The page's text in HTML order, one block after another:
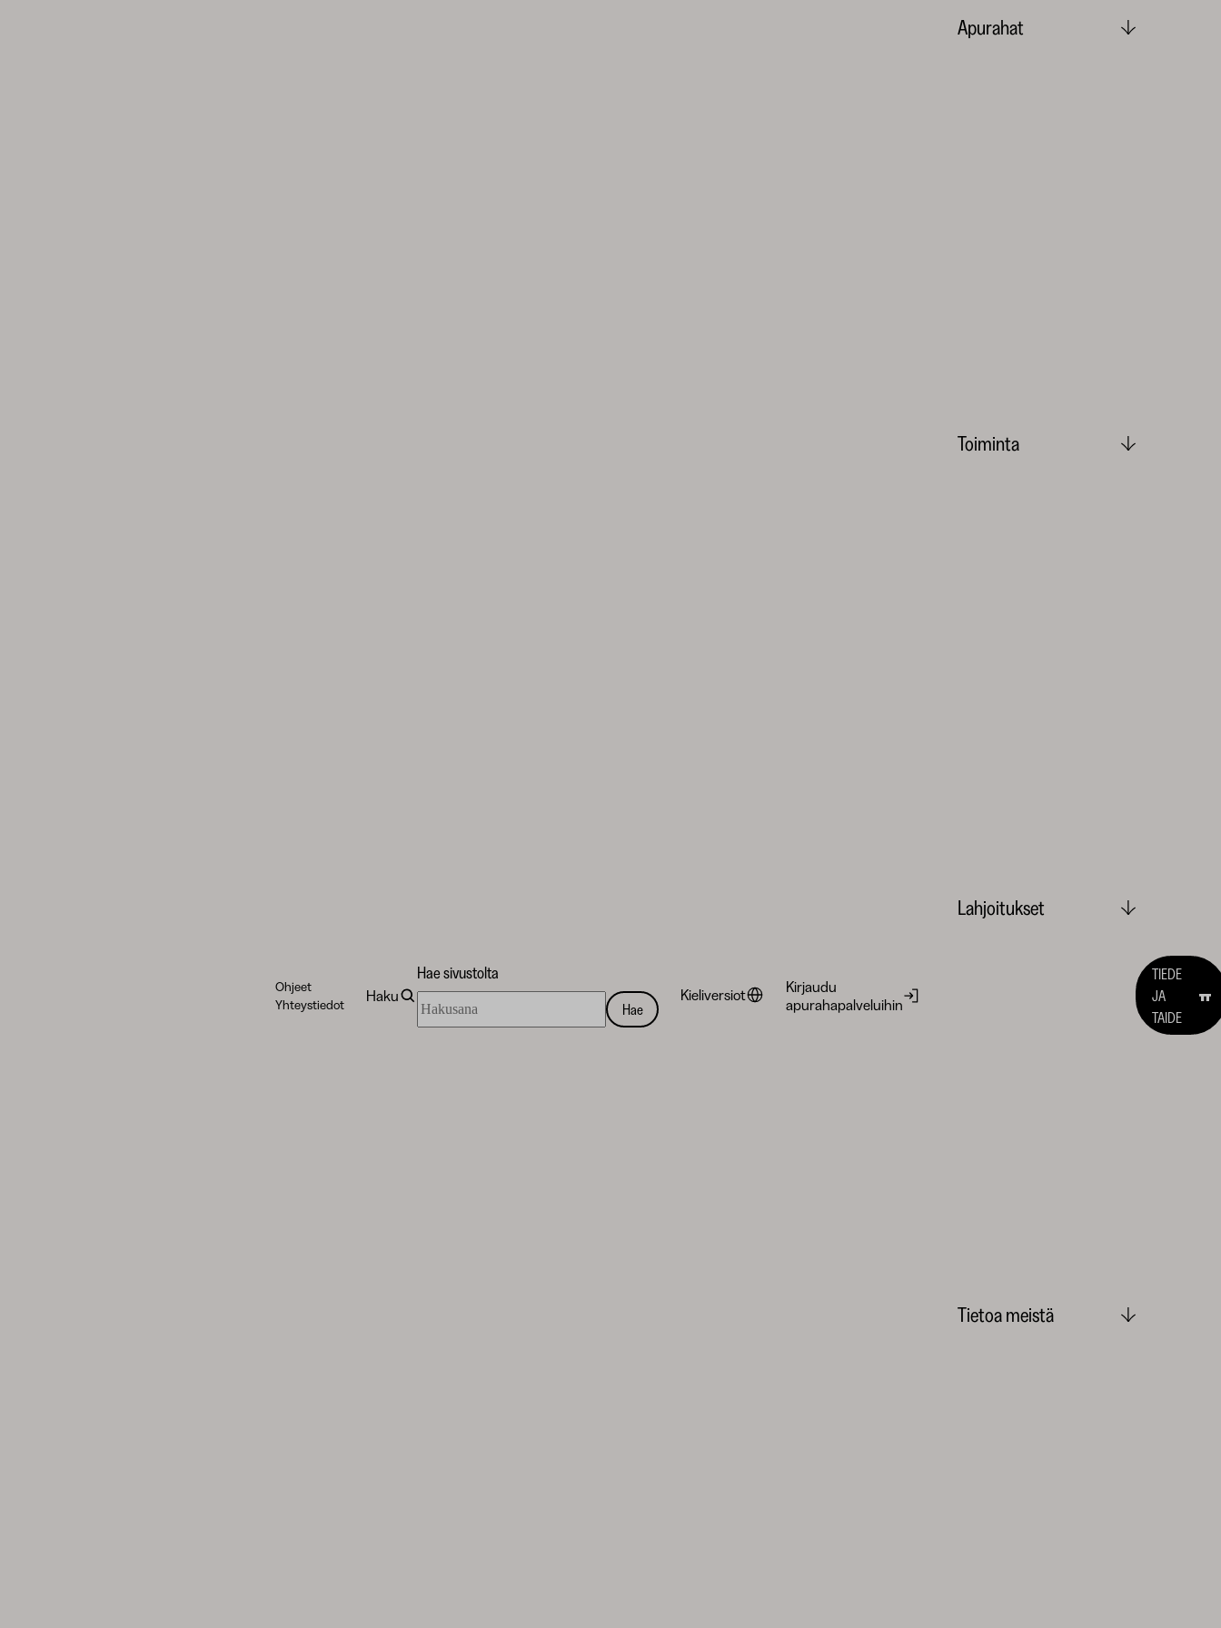
Ohjeet
Yhteystiedot
Haku
Hae sivustolta
sivustolta
Hae
Kieliversiot
Kirjaudu
apurahapalveluihin
Apurahat
Toiminta
Lahjoitukset
Tietoa meistä
TIEDE
JA
TAIDE